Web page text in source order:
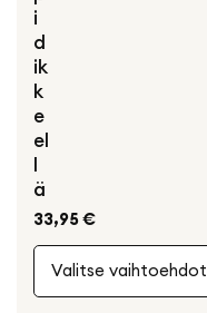
i
d
ik
k
e
el
l
ä
Normaali
hinta
33,95 €
Valitse vaihtoehdot